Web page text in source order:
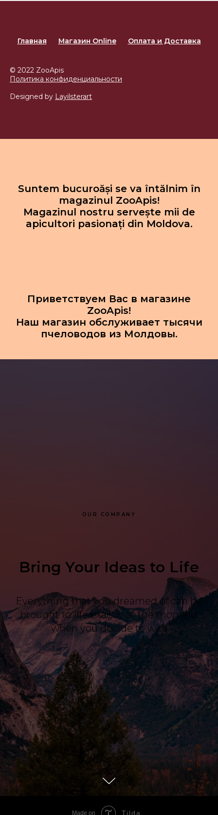
Главная Магазин Online Оплата и Доставка
© 2022 ZooApis
Политика конфиденциальности
Designed by Layilsterart
Suntem bucuroăși se va întălnim în
magazinul ZooApis!
Magazinul nostru servește mii de
apicultori pasionați din Moldova.
Приветствуем Вас в магазине
ZooApis!
Наш магазин обслуживает тысячи
пчеловодов из Молдовы.
OUR COMPANY
Bring Your Ideas to Life
Everything that you dreamed of can be
brought to life exactly at the moment
when you decide to win.
Made on Tilda